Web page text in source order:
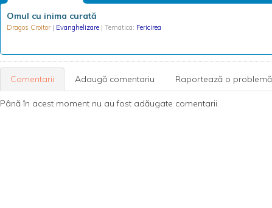
Omul cu inima curată
Dragos Croitor | Evanghelizare | Tematica: Fericirea
Comentarii Adaugă comentariu Raportează o problemă
Până în acest moment nu au fost adăugate comentarii.